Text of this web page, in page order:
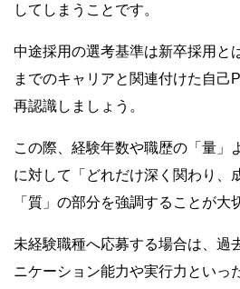
してしまうことです。
中途採用の選考基準は新卒採用と
までのキャリアと関連付けた自己
再認識しましょう。
この際、経験年数や職歴の「量」
に対して「どれだけ深く関わり、
「質」の部分を強調することが大
未経験職種へ応募する場合は、過
ニケーション能力や実行力といっ